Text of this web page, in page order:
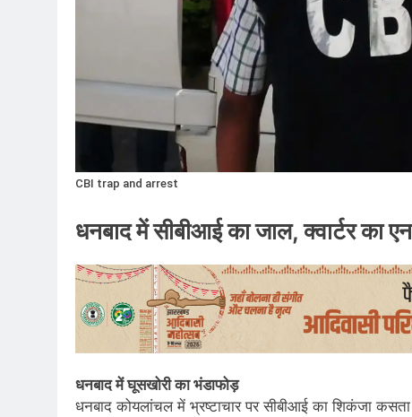
CBI trap and arrest
धनबाद में सीबीआई का जाल, क्वार्टर का
धनबाद में घूसखोरी का भंडाफोड़
धनबाद कोयलांचल में भ्रष्टाचार पर सीबीआई का शिकंजा